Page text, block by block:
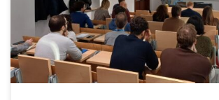
geotecnici connessi alla progettazione,
dell’opera. Nel corso dell’intervento sono stati
contesto del […]